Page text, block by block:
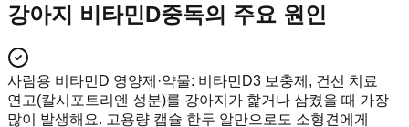
강아지 비타민D중독의 주요 원인
사람용 비타민D 영양제·약물: 비타민D3 보충제, 건선 치료
연고(칼시포트리엔 성분)를 강아지가 핥거나 삼켰을 때 가장
많이 발생해요. 고용량 캡슐 한두 알만으로도 소형견에게